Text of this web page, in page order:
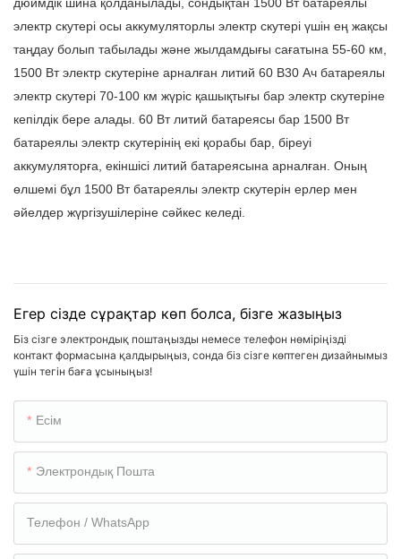
электр скутері осы аккумуляторлы электр скутері үшін ең жақсы
таңдау болып табылады және жылдамдығы сағатына 55-60 км,
1500 Вт электр скутеріне арналған литий 60 В30 Ач батареялы
электр скутері 70-100 км жүріс қашықтығы бар электр скутеріне
кепілдік бере алады. 60 Вт литий батареясы бар 1500 Вт
батареялы электр скутерінің екі қорабы бар, біреуі
аккумуляторға, екіншісі литий батареясына арналған. Оның
өлшемі бұл 1500 Вт батареялы электр скутерін ерлер мен
әйелдер жүргізушілеріне сәйкес келеді.
Егер сізде сұрақтар көп болса, бізге жазыңыз
Біз сізге электрондық поштаңызды немесе телефон нөміріңізді
контакт формасына қалдырыңыз, сонда біз сізге көптеген дизайнымыз
үшін тегін баға ұсыныңыз!
Есім
Электрондық Пошта
Телефон / WhatsApp